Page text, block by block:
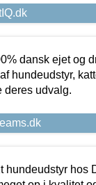
dansk ejet og
hundeudstyr,
deres udvalg.
hundeudstyr hos